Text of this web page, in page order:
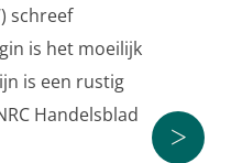
schreef
is het moeilijk
is een rustig
Handelsblad
>